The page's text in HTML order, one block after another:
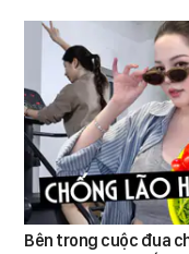
Bên trong cuộc đua